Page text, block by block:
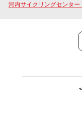
河内サイクリングセンター